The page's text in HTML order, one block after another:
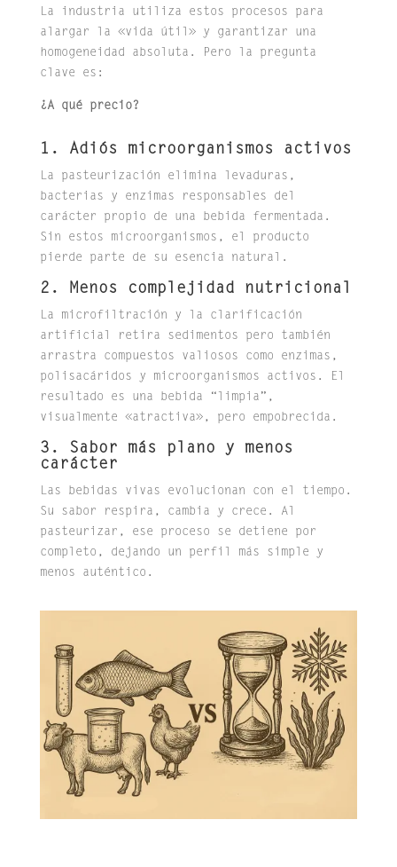
La industria utiliza estos procesos para
alargar la «vida útil» y garantizar una
homogeneidad absoluta. Pero la pregunta
clave es:
¿A qué precio?
1. Adiós microorganismos activos
La pasteurización elimina levaduras,
bacterias y enzimas responsables del
carácter propio de una bebida fermentada.
Sin estos microorganismos, el producto
pierde parte de su esencia natural.
2. Menos complejidad nutricional
La microfiltración y la clarificación
artificial retira sedimentos pero también
arrastra compuestos valiosos como enzimas,
polisacáridos y microorganismos activos. El
resultado es una bebida “limpia”,
visualmente «atractiva», pero empobrecida.
3. Sabor más plano y menos
carácter
Las bebidas vivas evolucionan con el tiempo.
Su sabor respira, cambia y crece. Al
pasteurizar, ese proceso se detiene por
completo, dejando un perfil más simple y
menos auténtico.